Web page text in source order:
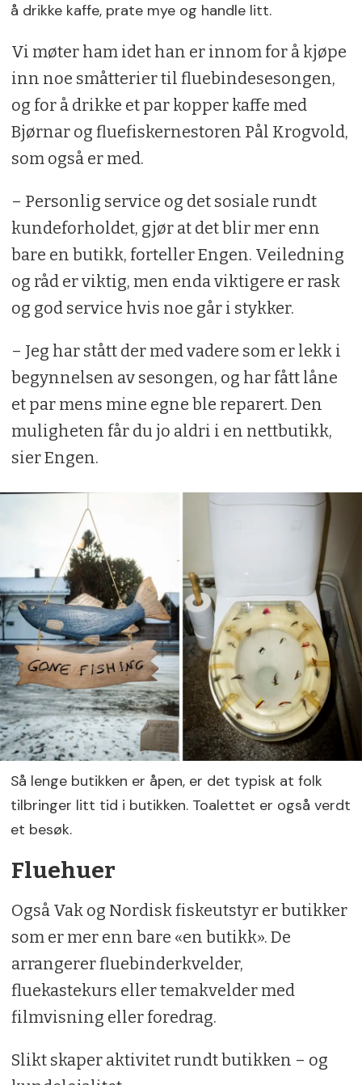
å drikke kaffe, prate mye og handle litt.
Vi møter ham idet han er innom for å kjøpe
inn noe småtterier til fluebindesesongen,
og for å drikke et par kopper kaffe med
Bjørnar og fluefiskernestoren Pål Krogvold,
som også er med.
– Personlig service og det sosiale rundt
kundeforholdet, gjør at det blir mer enn
bare en butikk, forteller Engen. Veiledning
og råd er viktig, men enda viktigere er rask
og god service hvis noe går i stykker.
– Jeg har stått der med vadere som er lekk i
begynnelsen av sesongen, og har fått låne
et par mens mine egne ble reparert. Den
muligheten får du jo aldri i en nettbutikk,
sier Engen.
Så lenge butikken er åpen, er det typisk at folk
tilbringer litt tid i butikken. Toalettet er også verdt
et besøk.
Fluehuer
Også Vak og Nordisk fiskeutstyr er butikker
som er mer enn bare «en butikk». De
arrangerer fluebinderkvelder,
fluekastekurs eller temakvelder med
filmvisning eller foredrag.
Slikt skaper aktivitet rundt butikken – og